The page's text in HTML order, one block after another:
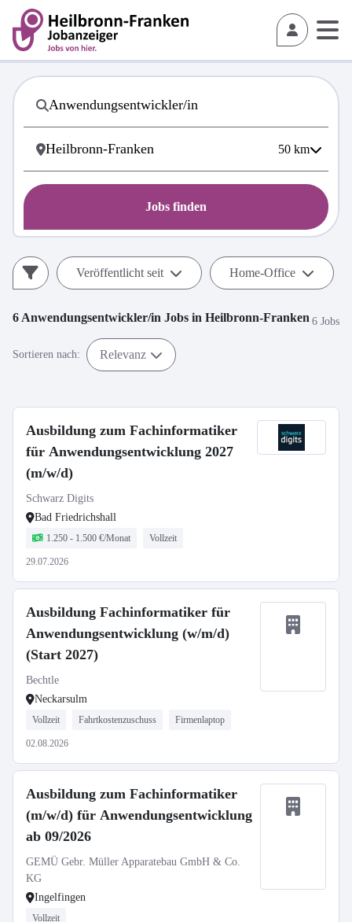
50 km
Jobs finden
Veröffentlicht seit Home-Office
6 Anwendungsentwickler/in Jobs in Heilbronn-Franken 6 Jobs
Sortieren nach: Relevanz
Ausbildung zum Fachinformatiker
für Anwendungsentwicklung 2027
(m/w/d)
Schwarz Digits
Bad Friedrichshall
1.250 - 1.500 €/Monat Vollzeit
29.07.2026
Ausbildung Fachinformatiker für
Anwendungsentwicklung (w/m/d)
(Start 2027)
Bechtle
Neckarsulm
Vollzeit Fahrtkostenzuschuss Firmenlaptop
02.08.2026
Ausbildung zum Fachinformatiker
(m/w/d) für Anwendungsentwicklung
ab 09/2026
GEMÜ Gebr. Müller Apparatebau GmbH & Co.
KG
Ingelfingen
Vollzeit